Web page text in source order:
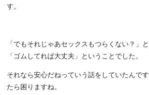
す。
「でもそれじゃあセックスもつらくない？」
「ゴムしてれば大丈夫」ということでした。
それなら安心だねっていう話をしていたんで
たら困りますね。